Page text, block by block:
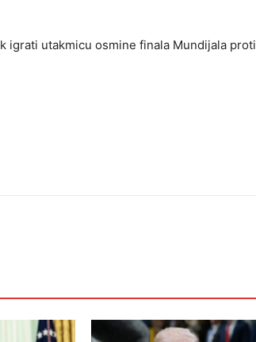
igrati utakmicu osmine finala Mundijala